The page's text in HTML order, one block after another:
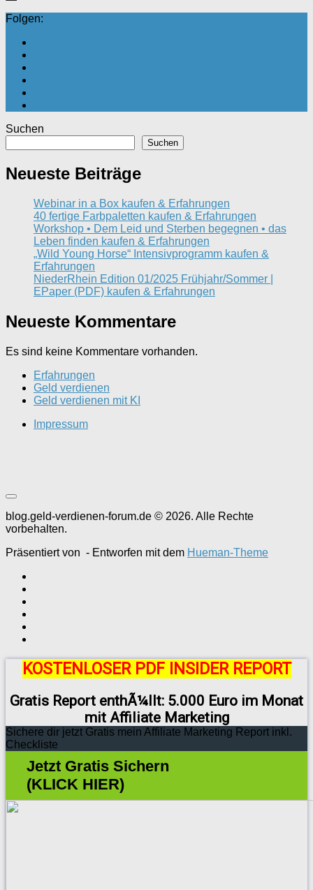
Folgen:
Suchen
Suchen
Neueste Beiträge
Webinar in a Box kaufen & Erfahrungen
40 fertige Farbpaletten kaufen & Erfahrungen
Workshop • Dem Leid und Sterben begegnen • das
Leben finden kaufen & Erfahrungen
„Wild Young Horse“ Intensivprogramm kaufen &
Erfahrungen
NiederRhein Edition 01/2025 Frühjahr/Sommer |
EPaper (PDF) kaufen & Erfahrungen
Neueste Kommentare
Es sind keine Kommentare vorhanden.
Erfahrungen
Geld verdienen
Geld verdienen mit KI
Impressum
blog.geld-verdienen-forum.de © 2026. Alle Rechte
vorbehalten.
Präsentiert von - Entworfen mit dem Hueman-Theme
KOSTENLOSER PDF INSIDER REPORT
Gratis Report enthÃ¼llt: 5.000 Euro im Monat
mit Affiliate Marketing
Sichere dir jetzt Gratis mein Affiliate Marketing Report inkl.
Checkliste
Jetzt Gratis Sichern
(KLICK HIER)